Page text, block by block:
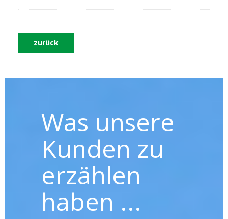
zurück
Was unsere
Kunden zu
erzählen
haben ...